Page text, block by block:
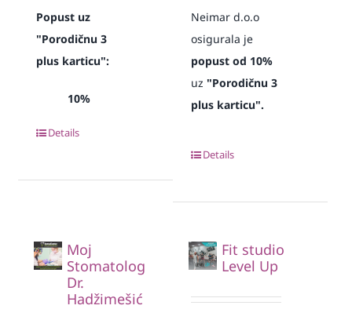
Popust uz
"Porodičnu 3
plus karticu":
10%
Details
Neimar d.o.o
osigurala je
popust od 10%
uz"Porodičnu 3
plus karticu".
Details
Moj
Stomatolog
Dr.
Hadžimešić
Fit studio
Level Up